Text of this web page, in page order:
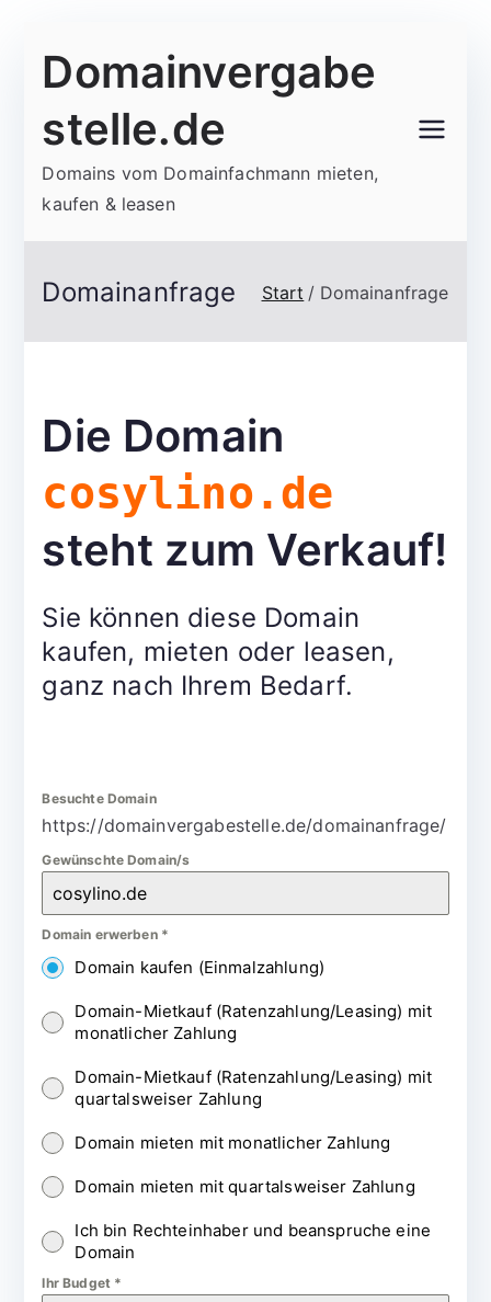
Inhalt
Domainvergabe
stelle.de
Domains vom Domainfachmann mieten,
kaufen & leasen
Domainanfrage Start Domainanfrage
Die Domain
cosylino.de
steht zum Verkauf!
Sie können diese Domain
kaufen, mieten oder leasen,
ganz nach Ihrem Bedarf.
Besuchte Domain
https://domainvergabestelle.de/domainanfrage/
Gewünschte Domain/s
Domain erwerben *
Domain kaufen (Einmalzahlung)
Domain-Mietkauf (Ratenzahlung/Leasing) mit
monatlicher Zahlung
Domain-Mietkauf (Ratenzahlung/Leasing) mit
quartalsweiser Zahlung
Domain mieten mit monatlicher Zahlung
Domain mieten mit quartalsweiser Zahlung
Ich bin Rechteinhaber und beanspruche eine
Domain
Ihr Budget *